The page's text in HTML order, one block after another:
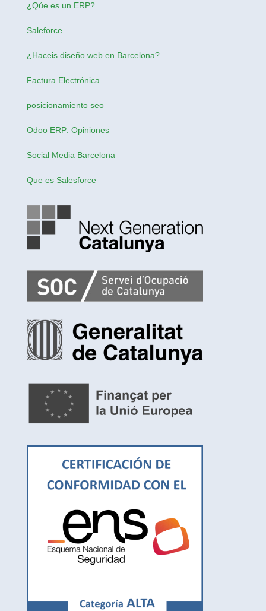
¿Qúe es un ERP?
Saleforce
¿Haceis diseño web en Barcelona?
Factura Electrónica
posicionamiento seo
Odoo ERP: Opiniones
Social Media Barcelona
Que es Salesforce